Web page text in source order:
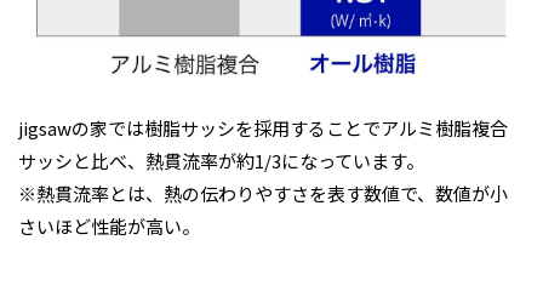
jigsawの家では樹脂サッシを採用することでアルミ樹脂複合
サッシと比べ、熱貫流率が約1/3になっています。
※熱貫流率とは、熱の伝わりやすさを表す数値で、数値が小
さいほど性能が高い。